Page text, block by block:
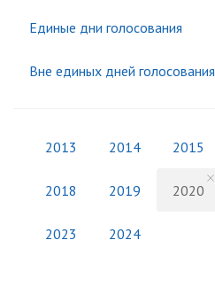
Единые дни голосования
Вне единых дней голосования
2013 2014 2015
2018 2019 2020
2023 2024